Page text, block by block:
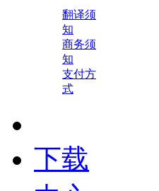
翻译须
知
商务须
知
支付方
式
下载